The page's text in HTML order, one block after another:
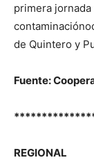
primera
de Quintero y
Fuente:
REGIONAL